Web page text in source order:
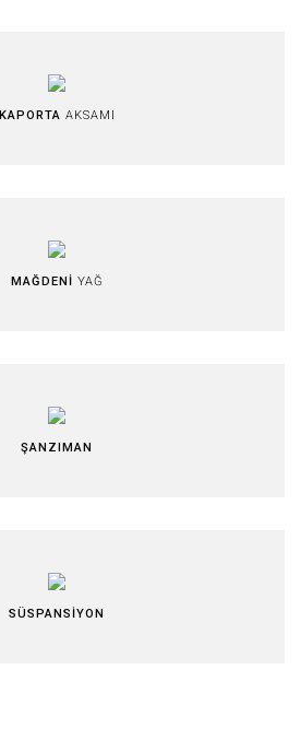
KAPORTA AKSAMI
MAĞDENİ YAĞ
ŞANZIMAN
SÜSPANSİYON